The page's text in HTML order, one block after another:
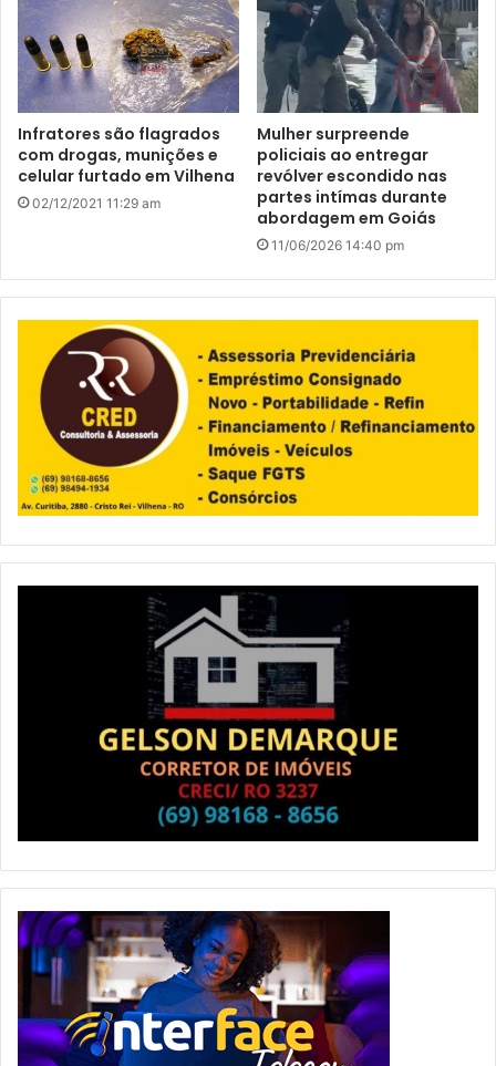
Infratores são flagrados
com drogas, munições e
celular furtado em Vilhena
02/12/2021 11:29 am
Mulher surpreende
policiais ao entregar
revólver escondido nas
partes intímas durante
abordagem em Goiás
11/06/2026 14:40 pm